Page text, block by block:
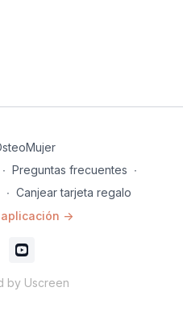
∙ Preguntas frecuentes ∙
∙ Canjear tarjeta regalo
->
by Uscreen